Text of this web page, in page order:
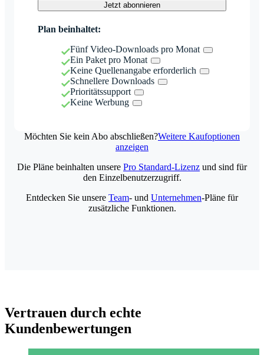
Jetzt abonnieren
Plan beinhaltet:
Fünf Video-Downloads pro Monat
Ein Paket pro Monat
Keine Quellenangabe erforderlich
Schnellere Downloads
Prioritätssupport
Keine Werbung
Möchten Sie kein Abo abschließen?Weitere Kaufoptionen
anzeigen
Die Pläne beinhalten unsere Pro Standard-Lizenz und sind für
den Einzelbenutzerzugriff.
Entdecken Sie unsere Team- und Unternehmen-Pläne für
zusätzliche Funktionen.
Vertrauen durch echte
Kundenbewertungen